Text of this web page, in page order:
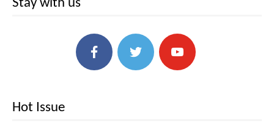
Stay with us
Hot Issue